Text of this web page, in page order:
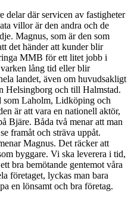
delar där servicen av fastigheter
villor är den andra och de
Magnus, som är den som
det händer att kunder blir
MMB för ett litet jobb i
lång tid eller blir
landet, även om huvudsakligt
Helsingborg och till Halmstad.
som Laholm, Lidköping och
är att vara en nationell aktör,
Bjäre. Båda två menar att man
framåt och sträva uppåt.
Magnus. Det räcker att
byggare. Vi ska leverera i tid,
bra bemötande gentemot våra
företaget, lyckas man bara
en lönsamt och bra företag.